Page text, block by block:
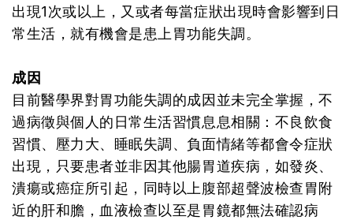
出現1次或以上，又或者每當症狀出現時會影響到日
常生活，就有機會是患上胃功能失調。
成因
目前醫學界對胃功能失調的成因並未完全掌握，不
過病徵與個人的日常生活習慣息息相關：不良飲食
習慣、壓力大、睡眠失調、負面情緒等都會令症狀
出現，只要患者並非因其他腸胃道疾病，如發炎、
潰瘍或癌症所引起，同時以上腹部超聲波檢查胃附
近的肝和膽，血液檢查以至是胃鏡都無法確認病